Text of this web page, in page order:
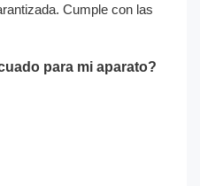
Cumple con las
para mi aparato?